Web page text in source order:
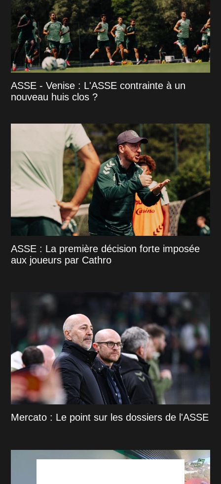
ASSE - Venise : L'ASSE contrainte à un
nouveau huis clos ?
ASSE : La première décision forte imposée
aux joueurs par Cathro
Mercato : Le point sur les dossiers de l'ASSE